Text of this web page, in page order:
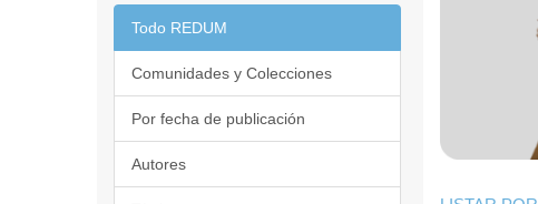
Todo REDUM
Comunidades y Colecciones
Por fecha de publicación
Autores